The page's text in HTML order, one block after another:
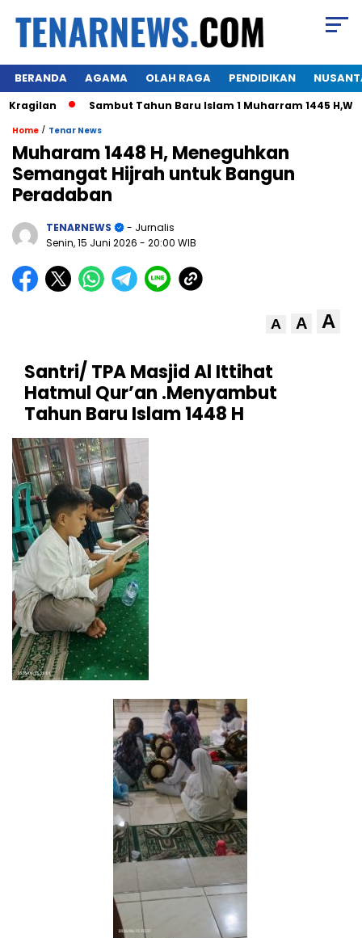
BERANDA AGAMA OLAH RAGA PENDIDIKAN
Sambut Tahun Baru Islam 1 Muharram 1445 H,Warga
Home / Tenar News
Muharam 1448 H, Meneguhkan
Semangat Hijrah untuk Bangun
Peradaban
TENARNEWS
- Jurnalis
Senin, 15 Juni 2026 - 20:00 WIB
A A A
Santri/ TPA Masjid Al Ittihat
Hatmul Qur’an .Menyambut
Tahun Baru Islam 1448 H